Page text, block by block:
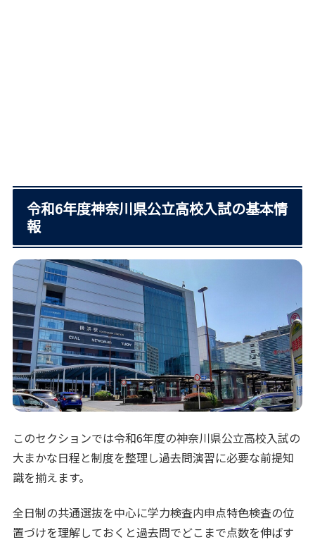
令和6年度神奈川県公立高校入試の基本情
報
このセクションでは令和6年度の神奈川県公立高校入試の
大まかな日程と制度を整理し過去問演習に必要な前提知
識を揃えます。
全日制の共通選抜を中心に学力検査内申点特色検査の位
置づけを理解しておくと過去問でどこまで点数を伸ばす